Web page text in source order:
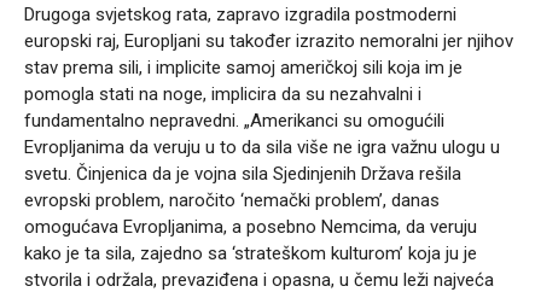
Drugoga svjetskog rata, zapravo izgradila postmoderni
europski raj, Europljani su također izrazito nemoralni jer njihov
stav prema sili, i implicite samoj američkoj sili koja im je
pomogla stati na noge, implicira da su nezahvalni i
fundamentalno nepravedni. „Amerikanci su omogućili
Evropljanima da veruju u to da sila više ne igra važnu ulogu u
svetu. Činjenica da je vojna sila Sjedinjenih Država rešila
evropski problem, naročito ‘nemački problem’, danas
omogućava Evropljanima, a posebno Nemcima, da veruju
kako je ta sila, zajedno sa ‘strateškom kulturom’ koja ju je
stvorila i održala, prevaziđena i opasna, u čemu leži najveća